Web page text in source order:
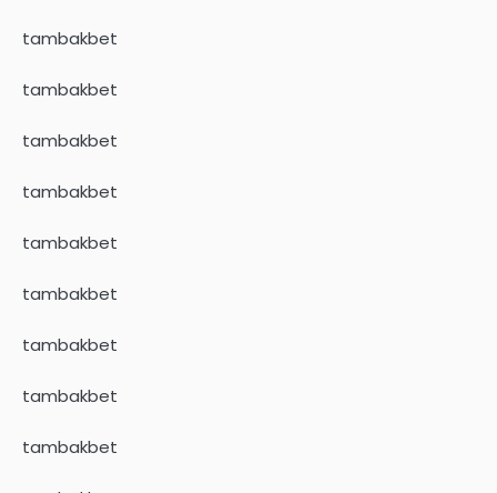
tambakbet
tambakbet
tambakbet
tambakbet
tambakbet
tambakbet
tambakbet
tambakbet
tambakbet